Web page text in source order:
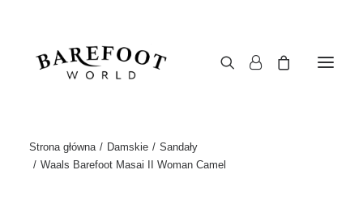
Strona główna Damskie
Sandały
Waals Barefoot Masai II Woman Camel